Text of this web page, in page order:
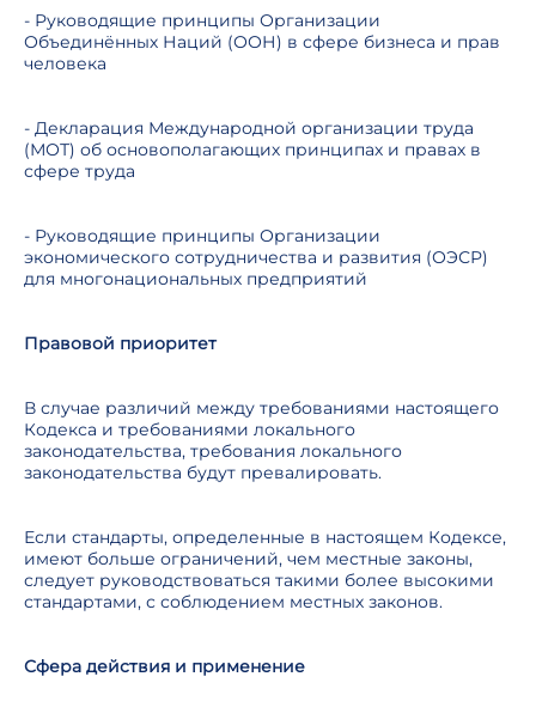
- Руководящие принципы Организации
Объединённых Наций (ООН) в сфере бизнеса и прав
человека
- Декларация Международной организации труда
(МОТ) об основополагающих принципах и правах в
сфере труда
- Руководящие принципы Организации
экономического сотрудничества и развития (ОЭСР)
для многонациональных предприятий
Правовой приоритет
В случае различий между требованиями настоящего
Кодекса и требованиями локального
законодательства, требования локального
законодательства будут превалировать.
Если стандарты, определенные в настоящем Кодексе,
имеют больше ограничений, чем местные законы,
следует руководствоваться такими более высокими
стандартами, с соблюдением местных законов.
Сфера действия и применение